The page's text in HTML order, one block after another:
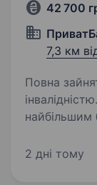
42 700
7,3 км
Повна
інвалідністю.
найбільшим
лідуючі
2 дні тому